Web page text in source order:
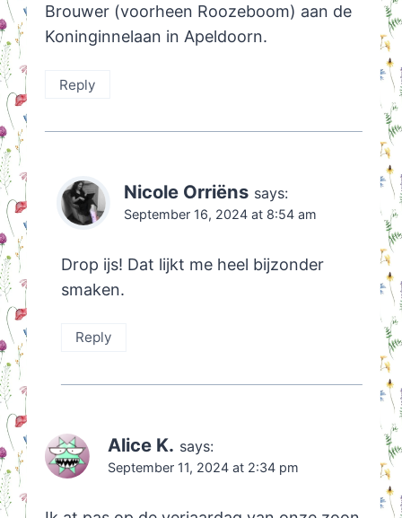
Brouwer (voorheen Roozeboom) aan de
Koninginnelaan in Apeldoorn.
Reply
Nicole Orriëns says:
September 16, 2024 at 8:54 am
Drop ijs! Dat lijkt me heel bijzonder
smaken.
Reply
Alice K. says:
September 11, 2024 at 2:34 pm